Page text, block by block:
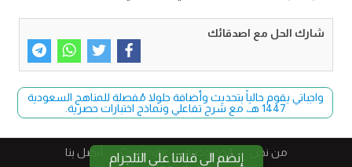
إنضم الى قناتنا على التلجرام
شارك الحل مع اصدقائك
واجباتي يقوم حالياً بتحديث وأضافة حلولا مُفصلة للمناهج السعودية
1447 هـ، مع شرح تفاعلي ونماذج اختبارات حصرية.
من نحن الخصوصية Copyright​ أتصل بنا